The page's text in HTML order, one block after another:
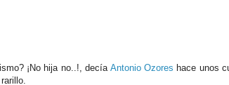
¡No hija no..!, decíaAntonio Ozores hace unos